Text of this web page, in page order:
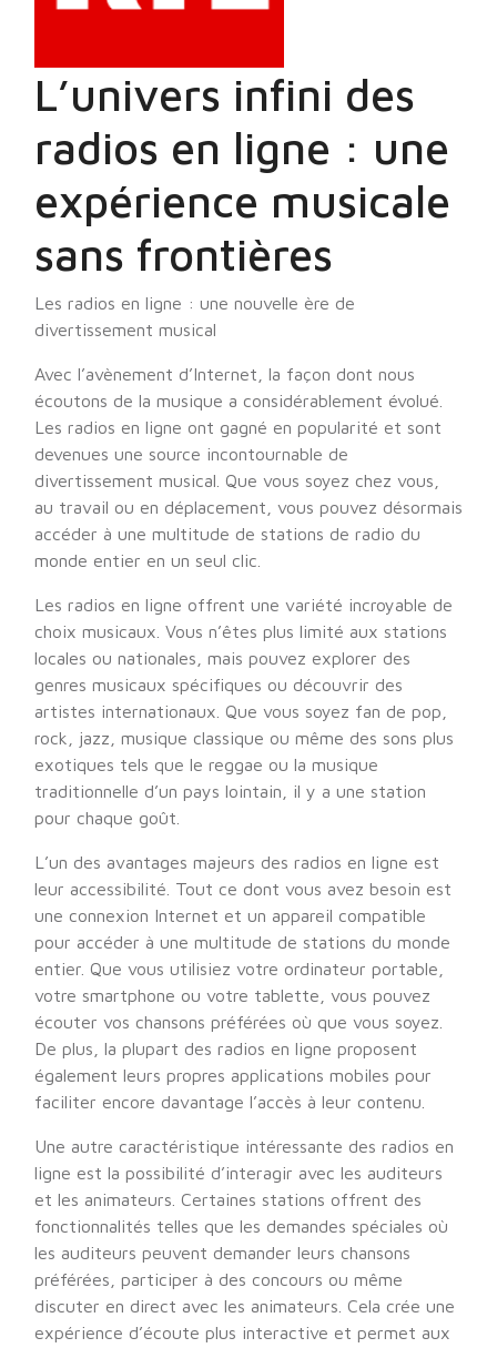
L’univers infini des
radios en ligne : une
expérience musicale
sans frontières
Les radios en ligne : une nouvelle ère de
divertissement musical
Avec l’avènement d’Internet, la façon dont nous
écoutons de la musique a considérablement évolué.
Les radios en ligne ont gagné en popularité et sont
devenues une source incontournable de
divertissement musical. Que vous soyez chez vous,
au travail ou en déplacement, vous pouvez désormais
accéder à une multitude de stations de radio du
monde entier en un seul clic.
Les radios en ligne offrent une variété incroyable de
choix musicaux. Vous n’êtes plus limité aux stations
locales ou nationales, mais pouvez explorer des
genres musicaux spécifiques ou découvrir des
artistes internationaux. Que vous soyez fan de pop,
rock, jazz, musique classique ou même des sons plus
exotiques tels que le reggae ou la musique
traditionnelle d’un pays lointain, il y a une station
pour chaque goût.
L’un des avantages majeurs des radios en ligne est
leur accessibilité. Tout ce dont vous avez besoin est
une connexion Internet et un appareil compatible
pour accéder à une multitude de stations du monde
entier. Que vous utilisiez votre ordinateur portable,
votre smartphone ou votre tablette, vous pouvez
écouter vos chansons préférées où que vous soyez.
De plus, la plupart des radios en ligne proposent
également leurs propres applications mobiles pour
faciliter encore davantage l’accès à leur contenu.
Une autre caractéristique intéressante des radios en
ligne est la possibilité d’interagir avec les auditeurs
et les animateurs. Certaines stations offrent des
fonctionnalités telles que les demandes spéciales où
les auditeurs peuvent demander leurs chansons
préférées, participer à des concours ou même
discuter en direct avec les animateurs. Cela crée une
expérience d’écoute plus interactive et permet aux